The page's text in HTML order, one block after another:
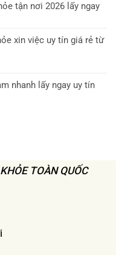
tận nơi 2026 lấy ngay
xin việc uy tín giá rẻ từ
nhanh lấy ngay uy tín
TOÀN QUỐC